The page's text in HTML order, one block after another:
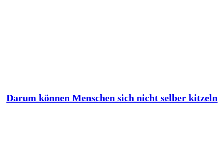
Darum können Menschen sich nicht selber kitzeln